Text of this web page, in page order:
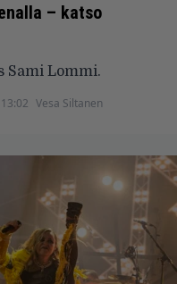
– katso
Sami Lommi.
Vesa Siltanen